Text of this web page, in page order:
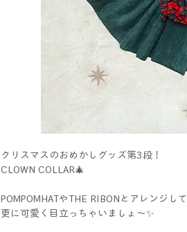
クリスマスのおめかしグッズ第3段！
CLOWN COLLAR🎄
POMPOMHATやTHE RIBONとアレンジして
更に可愛く目立っちゃいましょ～✨